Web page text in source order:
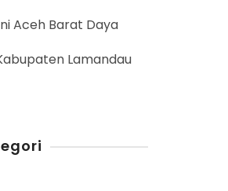
Aceh Barat Daya
Lamandau